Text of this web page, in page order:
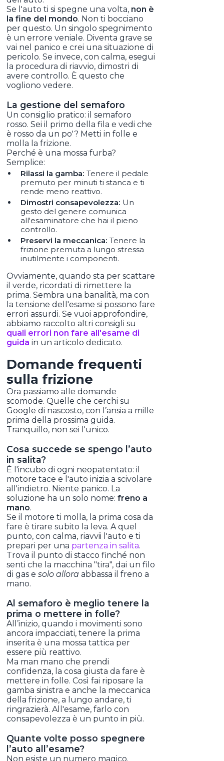
Se l'auto ti si spegne una volta, non è
la fine del mondo. Non ti bocciano
per questo. Un singolo spegnimento
è un errore veniale. Diventa grave se
vai nel panico e crei una situazione di
pericolo. Se invece, con calma, esegui
la procedura di riavvio, dimostri di
avere controllo. È questo che
vogliono vedere.
La gestione del semaforo
Un consiglio pratico: il semaforo
rosso. Sei il primo della fila e vedi che
è rosso da un po'? Metti in folle e
molla la frizione.
Perché è una mossa furba?
Semplice:
Rilassi la gamba: Tenere il pedale
premuto per minuti ti stanca e ti
rende meno reattivo.
Dimostri consapevolezza: Un
gesto del genere comunica
all'esaminatore che hai il pieno
controllo.
Preservi la meccanica: Tenere la
frizione premuta a lungo stressa
inutilmente i componenti.
Ovviamente, quando sta per scattare
il verde, ricordati di rimettere la
prima. Sembra una banalità, ma con
la tensione dell'esame si possono fare
errori assurdi. Se vuoi approfondire,
abbiamo raccolto altri consigli su
quali errori non fare all'esame di
guida in un articolo dedicato.
Domande frequenti
sulla frizione
Ora passiamo alle domande
scomode. Quelle che cerchi su
Google di nascosto, con l’ansia a mille
prima della prossima guida.
Tranquillo, non sei l'unico.
Cosa succede se spengo l’auto
in salita?
È l'incubo di ogni neopatentato: il
motore tace e l'auto inizia a scivolare
all'indietro. Niente panico. La
soluzione ha un solo nome:freno a
mano.
Se il motore ti molla, la prima cosa da
fare è tirare subito la leva. A quel
punto, con calma, riavvii l'auto e ti
prepari per una partenza in salita.
Trova il punto di stacco finché non
senti che la macchina "tira", dai un filo
di gas esolo allora abbassa il freno a
mano.
Al semaforo è meglio tenere la
prima o mettere in folle?
All’inizio, quando i movimenti sono
ancora impacciati, tenere la prima
inserita è una mossa tattica per
essere più reattivo.
Ma man mano che prendi
confidenza, la cosa giusta da fare è
mettere in folle. Così fai riposare la
gamba sinistra e anche la meccanica
della frizione, a lungo andare, ti
ringrazierà. All'esame, farlo con
consapevolezza è un punto in più.
Quante volte posso spegnere
l’auto all’esame?
Non esiste un numero magico.